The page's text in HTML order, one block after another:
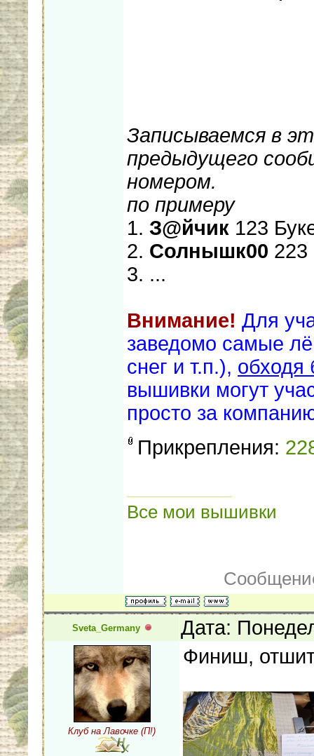
Записываемся в
предыдущего
номером.
по примеру
1. З@йчик 123
2. Солнышк00 223
3. ...
Внимание! Для
заведомо самые
снег и т.п.), обходя
вышивки могут
просто за
Прикрепления:
Все мои вышивки
Sveta_Germany Дата:
Клуб на Лавочке (П!)
Финиш,